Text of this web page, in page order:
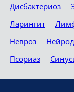
Дисбактериоз
Ларингит
Невроз
Псориаз